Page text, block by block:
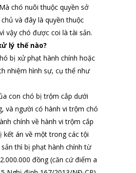
chó nuôi thuộc quyền sở
và đây là quyền thuộc
vậy chó được coi là tài sản.
lý thế nào?
bị xử phạt hành chính hoặc
nhiệm hình sự, cụ thể như
con chó bị trộm cắp dưới
và người có hành vi trộm chó
chính về hành vi trộm cắp
kết án về một trong các tội
thì bị phạt hành chính từ
đồng (căn cứ điểm a